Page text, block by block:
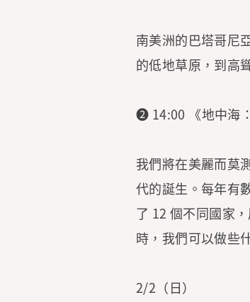
南美洲的巴塔哥尼
的低地草原，到高
➋ 14:00 《地中海
我們將在美麗而莫
代的誕生。每年有
了 12 個不同國家
時，我們可以做些
2/2（日）